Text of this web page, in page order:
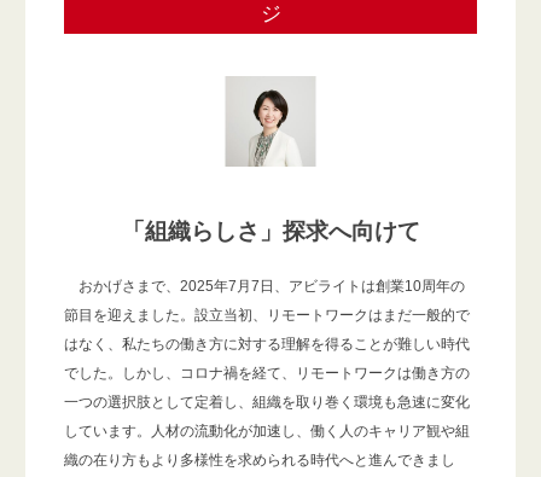
ジ
「組織らしさ」探求へ向けて
おかげさまで、2025年7月7日、アビライトは創業10周年の
節目を迎えました。設立当初、リモートワークはまだ一般的で
はなく、私たちの働き方に対する理解を得ることが難しい時代
でした。しかし、コロナ禍を経て、リモートワークは働き方の
一つの選択肢として定着し、組織を取り巻く環境も急速に変化
しています。人材の流動化が加速し、働く人のキャリア観や組
織の在り方もより多様性を求められる時代へと進んできまし